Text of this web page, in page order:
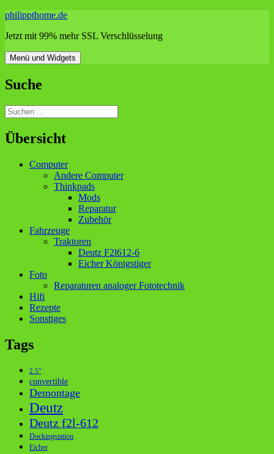
Zum
springen
philippthome.de
Jetzt mit 99% mehr SSL Verschlüsselung
Menü und Widgets
Suche
Suchen
nach:
Übersicht
Computer
Andere Computer
Thinkpads
Mods
Reparatur
Zubehör
Fahrzeuge
Traktoren
Deutz F2l612-6
Eicher Königstiger
Foto
Reparaturen analoger Fototechnik
Hifi
Rezepte
Sonstiges
Tags
2.5"
convertible
Demontage
Deutz
Deutz f2l-612
Dockingstation
Eicher